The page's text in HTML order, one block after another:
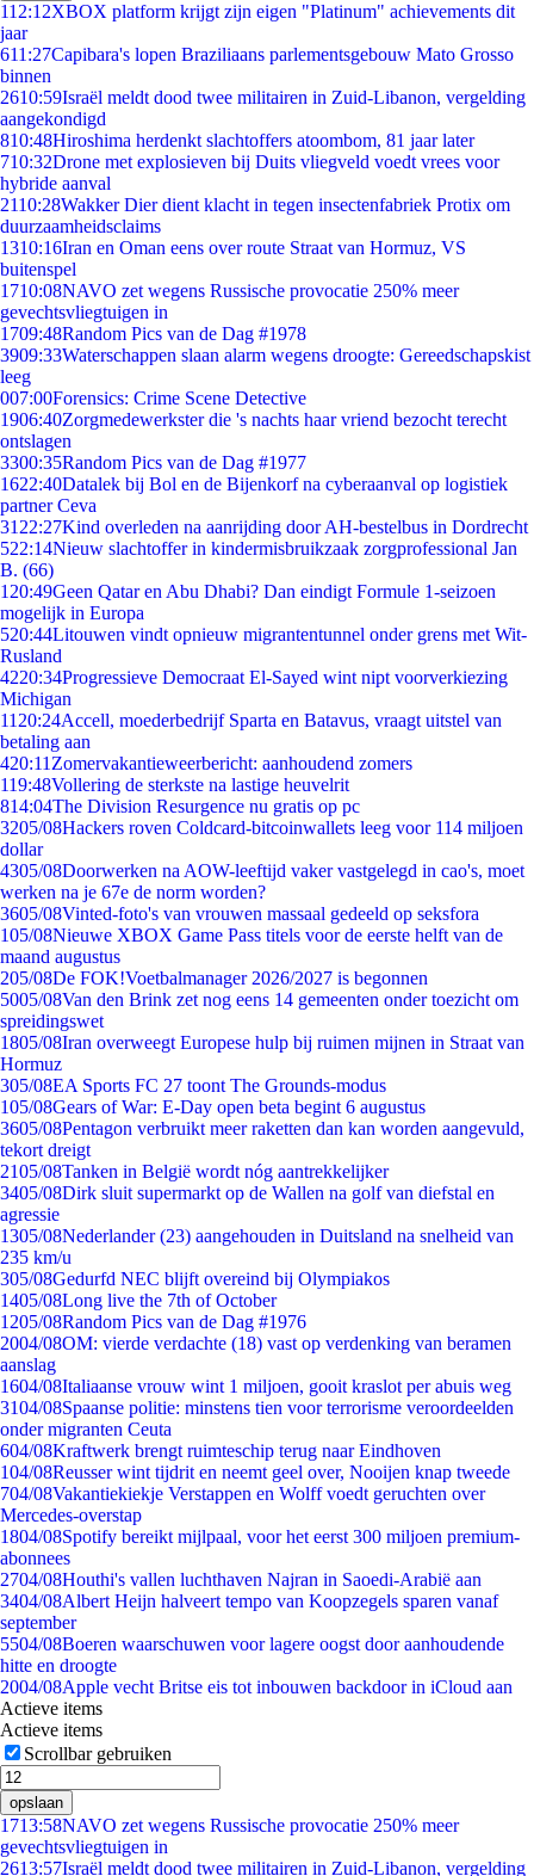
112:12XBOX platform krijgt zijn eigen "Platinum" achievements dit
jaar
611:27Capibara's lopen Braziliaans parlementsgebouw Mato Grosso
binnen
2610:59Israël meldt dood twee militairen in Zuid-Libanon, vergelding
aangekondigd
810:48Hiroshima herdenkt slachtoffers atoombom, 81 jaar later
710:32Drone met explosieven bij Duits vliegveld voedt vrees voor
hybride aanval
2110:28Wakker Dier dient klacht in tegen insectenfabriek Protix om
duurzaamheidsclaims
1310:16Iran en Oman eens over route Straat van Hormuz, VS
buitenspel
1710:08NAVO zet wegens Russische provocatie 250% meer
gevechtsvliegtuigen in
1709:48Random Pics van de Dag #1978
3909:33Waterschappen slaan alarm wegens droogte: Gereedschapskist
leeg
007:00Forensics: Crime Scene Detective
1906:40Zorgmedewerkster die 's nachts haar vriend bezocht terecht
ontslagen
3300:35Random Pics van de Dag #1977
1622:40Datalek bij Bol en de Bijenkorf na cyberaanval op logistiek
partner Ceva
31 22:27Kind overleden na aanrijding door AH-bestelbus in Dordrecht
522:14Nieuw slachtoffer in kindermisbruikzaak zorgprofessional Jan
B. (66)
1 20:49Geen Qatar en Abu Dhabi? Dan eindigt Formule 1-seizoen
mogelijk in Europa
520:44Litouwen vindt opnieuw migrantentunnel onder grens met Wit-
Rusland
4220:34Progressieve Democraat El-Sayed wint nipt voorverkiezing
Michigan
11 20:24Accell, moederbedrijf Sparta en Batavus, vraagt uitstel van
betaling aan
420:11 Zomervakantieweerbericht: aanhoudend zomers
119:48Vollering de sterkste na lastige heuvelrit
814:04The Division Resurgence nu gratis op pc
3205/08Hackers roven Coldcard-bitcoinwallets leeg voor 114 miljoen
dollar
4305/08Doorwerken na AOW-leeftijd vaker vastgelegd in cao's, moet
werken na je 67e de norm worden?
3605/08Vinted-foto's van vrouwen massaal gedeeld op seksfora
105/08Nieuwe XBOX Game Pass titels voor de eerste helft van de
maand augustus
205/08De FOK!Voetbalmanager 2026/2027 is begonnen
5005/08Van den Brink zet nog eens 14 gemeenten onder toezicht om
spreidingswet
1805/08Iran overweegt Europese hulp bij ruimen mijnen in Straat van
Hormuz
305/08EA Sports FC 27 toont The Grounds-modus
105/08Gears of War: E-Day open beta begint 6 augustus
3605/08Pentagon verbruikt meer raketten dan kan worden aangevuld,
tekort dreigt
2105/08Tanken in België wordt nóg aantrekkelijker
3405/08Dirk sluit supermarkt op de Wallen na golf van diefstal en
agressie
1305/08Nederlander (23) aangehouden in Duitsland na snelheid van
235 km/u
305/08Gedurfd NEC blijft overeind bij Olympiakos
1405/08Long live the 7th of October
1205/08Random Pics van de Dag #1976
2004/08OM: vierde verdachte (18) vast op verdenking van beramen
aanslag
1604/08Italiaanse vrouw wint 1 miljoen, gooit kraslot per abuis weg
3104/08Spaanse politie: minstens tien voor terrorisme veroordeelden
onder migranten Ceuta
604/08Kraftwerk brengt ruimteschip terug naar Eindhoven
104/08Reusser wint tijdrit en neemt geel over, Nooijen knap tweede
704/08Vakantiekiekje Verstappen en Wolff voedt geruchten over
Mercedes-overstap
1804/08Spotify bereikt mijlpaal, voor het eerst 300 miljoen premium-
abonnees
2704/08Houthi's vallen luchthaven Najran in Saoedi-Arabië aan
3404/08Albert Heijn halveert tempo van Koopzegels sparen vanaf
september
5504/08Boeren waarschuwen voor lagere oogst door aanhoudende
hitte en droogte
2004/08Apple vecht Britse eis tot inbouwen backdoor in iCloud aan
Actieve items
Actieve items
Scrollbar gebruiken
opslaan
1713:58NAVO zet wegens Russische provocatie 250% meer
gevechtsvliegtuigen in
2613:57Israël meldt dood twee militairen in Zuid-Libanon, vergelding